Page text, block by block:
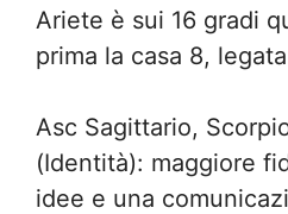
Ariete è sui 16 gradi
prima la casa 8,
Asc Sagittario,
(Identità): maggiore
idee e una